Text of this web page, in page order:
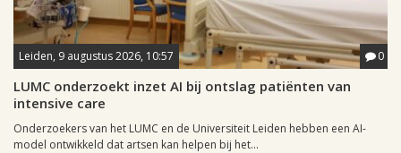
Leiden, 9 augustus 2026, 10:57 0
LUMC onderzoekt inzet AI bij ontslag patiënten van
intensive care
Onderzoekers van het LUMC en de Universiteit Leiden hebben een AI-
model ontwikkeld dat artsen kan helpen bij het...